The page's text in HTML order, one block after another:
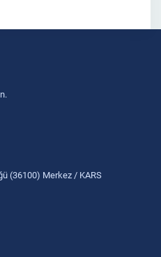
(36100) Merkez / KARS